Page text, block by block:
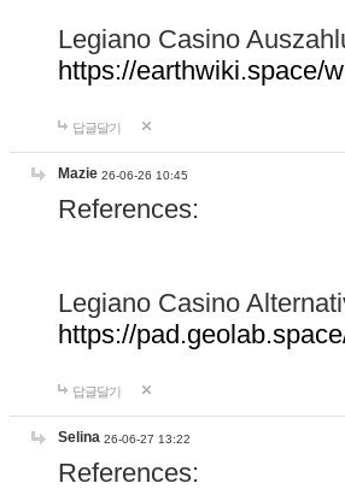
Legiano Casino
https://earthwiki.space/
답글달기
Mazie 26-06-26 10:45
References:
Legiano Casino
https://
답글달기
Selina 26-06-27 13:22
References: